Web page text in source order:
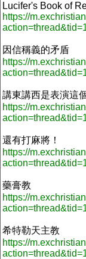
Lucifer's Book of
https://
因信稱義的矛盾
https://
講東講西是表演這
https://
還有打麻將！
https://
藥膏教
https://
希特勒天主教
https://